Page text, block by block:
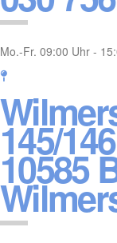
Mo.-Fr. 09:00 Uhr -
145/146
10585